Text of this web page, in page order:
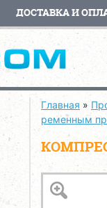
ДОСТАВКА И
Главная »
ременным